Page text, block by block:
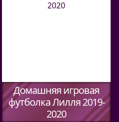
Домашняя игровая
футболка Лилля 2019-
2020